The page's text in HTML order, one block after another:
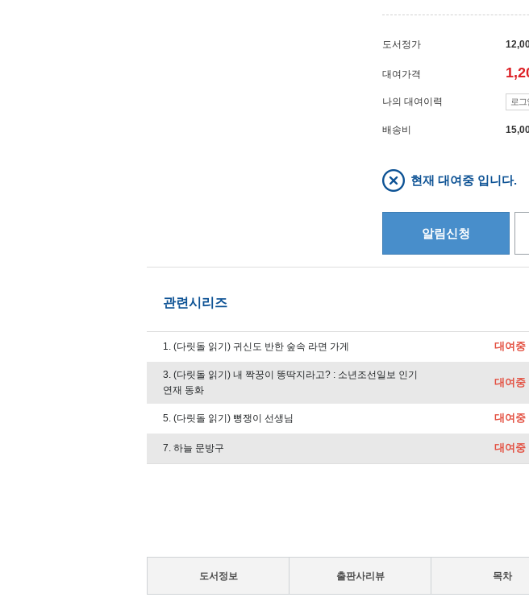
도서정가
대여가격
나의 대여이력 로그
배송비
현재 대여중 입니다.
알림신청
관련시리즈
1. (다릿돌 읽기) 귀신도 반한 숲속 라면 가게 대여중
3. (다릿돌 읽기) 내 짝꿍이 똥딱지라고? : 소년조선일보 인기
연재 동화
대여중
5. (다릿돌 읽기) 뻥쟁이 선생님 대여중
7. 하늘 문방구 대여중
도서정보 출판사리뷰 목차